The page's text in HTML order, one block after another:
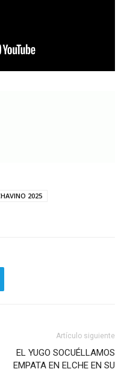
2025
Artículo siguiente
EL YUGO SOCUÉLLAMOS
EMPATA EN ELCHE EN SU